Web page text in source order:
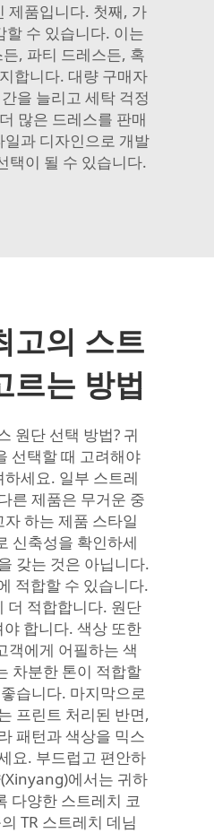
제품입니다. 첫째, 가
수 있습니다. 이는
, 파티 드레스든, 혹
합니다. 대량 구매자
을 늘리고 세탁 걱정
많은 드레스를 판매
과 디자인으로 개발
택이 될 수 있습니다.
고의 스트
르는 방법
원단 선택 방법? 귀
선택할 때 고려해야
세요. 일부 스트레
른 제품은 무거운 중
하는 제품 스타일
신축성을 확인하세
갖는 것은 아닙니다.
적합할 수 있습니다.
더 적합합니다. 원단
합니다. 색상 또한
객에게 어필하는 색
차분한 톤이 적합할
습니다. 마지막으로
프린트 처리된 반면,
패턴과 색상을 믹스
요. 부드럽고 편안하
에서는 귀하
다양한 스트레치 코
TR 스트레치 데님